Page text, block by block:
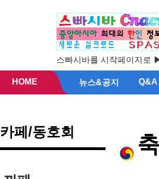
스빠시바를 시작페이지로
HOME 뉴스&공지 Q&A
카페/동호회